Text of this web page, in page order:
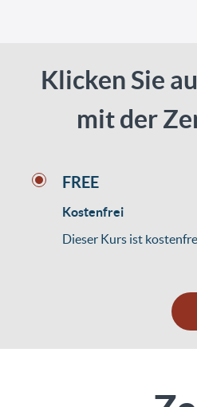
Klicken Sie
mit der
FREE
Kostenfrei
Dieser Kurs ist